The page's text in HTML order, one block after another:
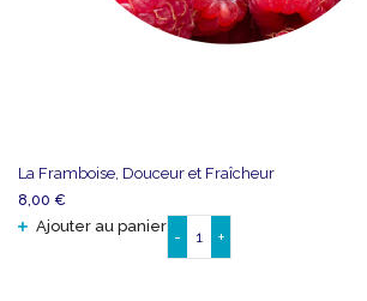
La Framboise, Douceur et Fraîcheur
8,00 €
Ajouter au panier
-
quantité
+